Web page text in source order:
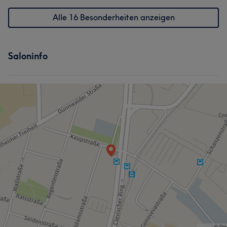
Alle 16 Besonderheiten anzeigen
Saloninfo